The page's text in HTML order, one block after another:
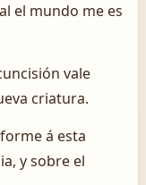
el mundo me es
vale
criatura.
á esta
y sobre el